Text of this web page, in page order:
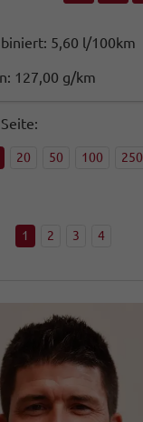
5,60 l/100km
127,00 g/km
20 50 100 250
1 2 3 4